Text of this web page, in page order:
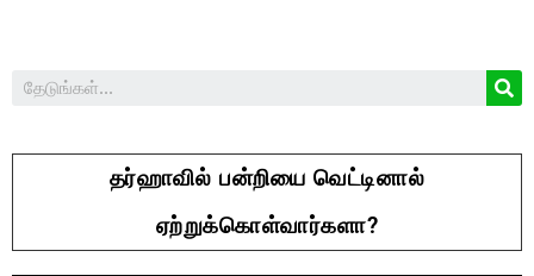
தர்ஹாவில் பன்றியை வெட்டினால்
ஏற்றுக்கொள்வார்களா?